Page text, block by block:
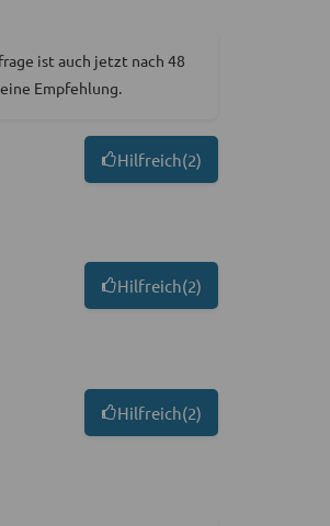
ist auch jetzt nach 48
Empfehlung.
Hilfreich(2)
Hilfreich(2)
Hilfreich(2)